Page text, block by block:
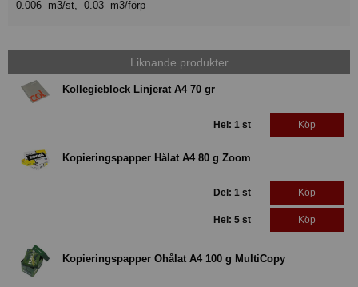
0.006 m3/st, 0.03 m3/förp
Liknande produkter
Kollegieblock Linjerat A4 70 gr
Hel: 1 st Köp
Kopieringspapper Hålat A4 80 g Zoom
Del: 1 st Köp
Hel: 5 st Köp
Kopieringspapper Ohålat A4 100 g MultiCopy